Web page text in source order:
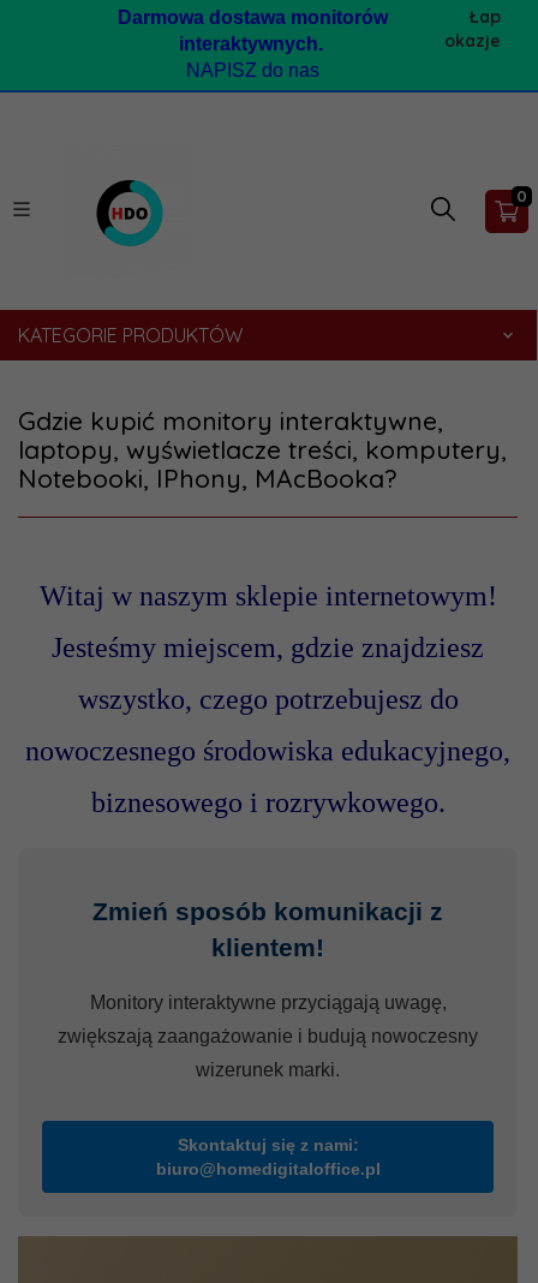
Darmowa dostawa monitorów
interaktywnych.
NAPISZ do nas
Łap
okazje
0
KATEGORIE PRODUKTÓW
Gdzie kupić monitory interaktywne,
laptopy, wyświetlacze treści, komputery,
Notebooki, IPhony, MAcBooka?
Witaj w naszym sklepie internetowym!
Jesteśmy miejscem, gdzie znajdziesz
wszystko, czego potrzebujesz do
nowoczesnego środowiska edukacyjnego,
biznesowego i rozrywkowego.
Zmień sposób komunikacji z
klientem!
Monitory interaktywne przyciągają uwagę,
zwiększają zaangażowanie i budują nowoczesny
wizerunek marki.
Skontaktuj się z nami:
biuro@homedigitaloffice.pl